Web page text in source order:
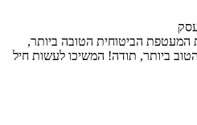
הביטוחית הטובה ביותר,
ביותר, תודה! המשיכו לעשות חיל